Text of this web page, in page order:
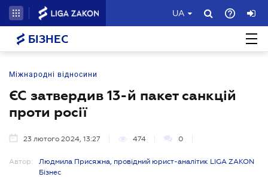
UA
БІЗНЕС
Міжнародні відносини
ЄС затвердив 13-й пакет санкцій
проти росії
23 лютого 2024, 13:27 474 0
Автор:
Людмила Присяжна, провідний юрист-аналітик LIGA ZAKON
Бізнес